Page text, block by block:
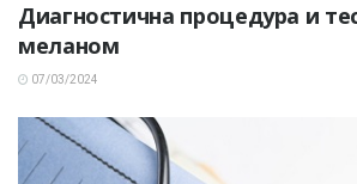
Диагностична процедура и
меланом
07/03/2024